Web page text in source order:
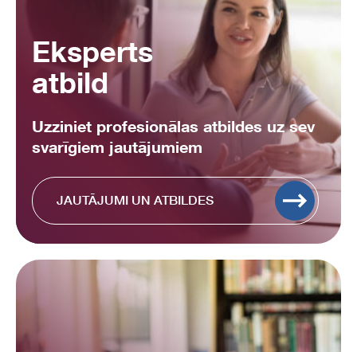
Eksperts
atbild
Uzziniet profesionālas atbildes uz sev
svarīgiem jautājumiem
JAUTĀJUMI UN ATBILDES